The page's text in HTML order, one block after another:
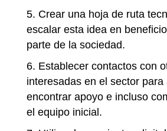
Crear una hoja de ruta
escalar esta idea en
parte de la sociedad.
Establecer contactos con
interesadas ​​en el sector para
encontrar apoyo e incluso
el equipo inicial.